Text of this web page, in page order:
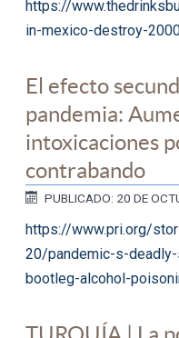
https://
in-mexico-destroy-
El efecto
pandemia:
intoxicaciones
contrabando
PUBLICADO: 20 DE
https://www.pri.org/
20/pandemic-s-
bootleg-alcohol-